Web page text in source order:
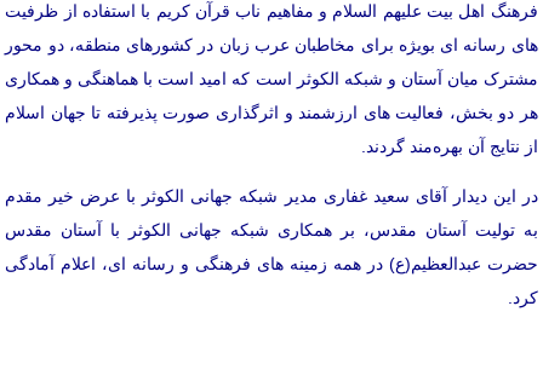
فرهنگ اهل بیت علیهم السلام و مفاهیم ناب قرآن کریم با استفاده از ظرفیت
های رسانه ای بویژه برای مخاطبان عرب زبان در کشورهای منطقه، دو محور
مشترک میان آستان و شبکه الکوثر است که امید است با هماهنگی و همکاری
هر دو بخش، فعالیت های ارزشمند و اثرگذاری صورت پذیرفته تا جهان اسلام
از نتایج آن بهره‌مند گردند.
در این دیدار آقای سعید غفاری مدیر شبکه جهانی الکوثر با عرض خیر مقدم
به تولیت آستان مقدس، بر همکاری شبکه جهانی الکوثر با آستان مقدس
حضرت عبدالعظیم(ع) در همه زمینه های فرهنگی و رسانه ای، اعلام آمادگی
کرد.